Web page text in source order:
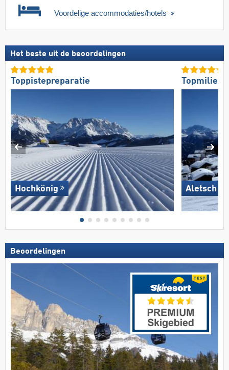
Voordelige accommodaties/hotels
Het beste uit de beoordelingen
Toppistepreparatie
Hochkönig Aletsch
Beoordelingen